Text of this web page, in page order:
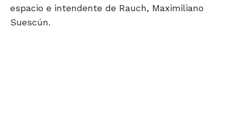
espacio e intendente de Rauch, Maximiliano
Suescún.